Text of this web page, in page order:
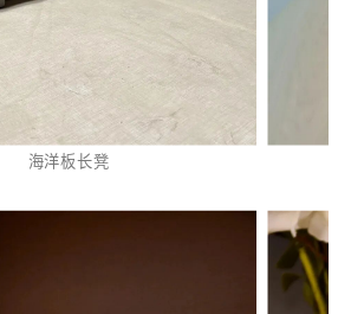
海洋板长凳